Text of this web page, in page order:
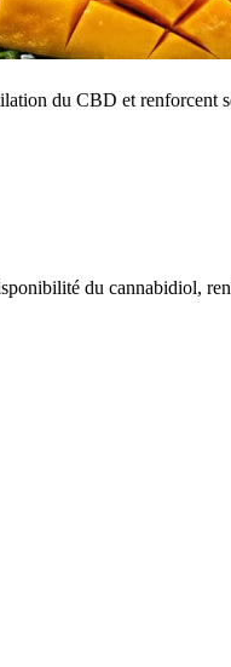
du CBD et renforcent
du cannabidiol,